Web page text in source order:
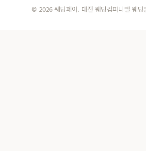
© 2026 웨딩페어. 대전 웨딩컴퍼니엘 웨딩